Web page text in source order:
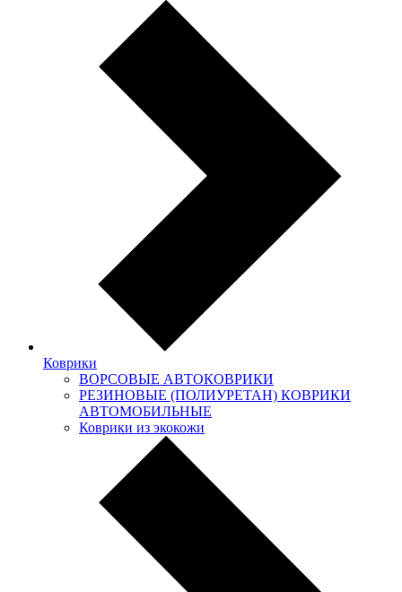
Коврики
ВОРСОВЫЕ АВТОКОВРИКИ
РЕЗИНОВЫЕ (ПОЛИУРЕТАН) КОВРИКИ
АВТОМОБИЛЬНЫЕ
Коврики из экокожи